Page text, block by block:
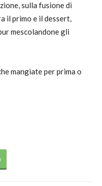
sulla fusione di
il primo e il dessert,
mescolandone gli
mangiate per prima o